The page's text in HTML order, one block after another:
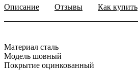
Описание Отзывы Как купить
Материал сталь
Модель шовный
Покрытие оцинкованный